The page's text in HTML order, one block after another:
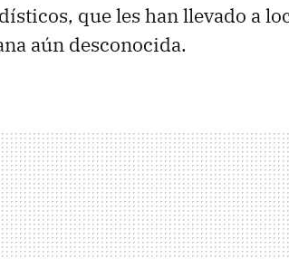
que les han llevado a
aún desconocida.